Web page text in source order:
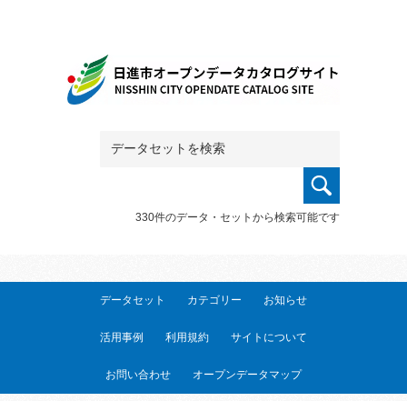
330件のデータ・セットから検索可能です
データセット カテゴリー お知らせ
活用事例 利用規約 サイトについて
お問い合わせ オープンデータマップ